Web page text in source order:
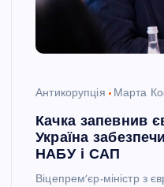
Антикорупція Марта
Качка запевнив
Україна
НАБУ і САП
Віцепремʼєр-міністр з